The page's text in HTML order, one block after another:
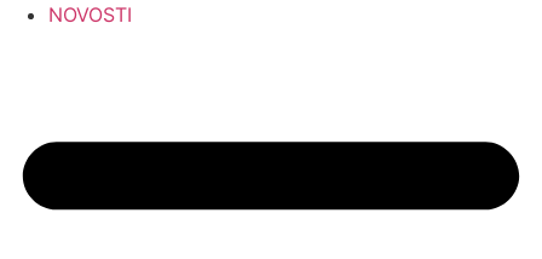
NOVOSTI